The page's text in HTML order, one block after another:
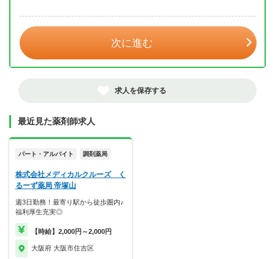
次に進む
求人を保存する
最近見た薬剤師求人
パート・アルバイト 調剤薬局
株式会社メディカルクルーズ く
るーず薬局 帝塚山
週3日勤務！最寄り駅から徒歩圏内♪
福利厚生充実◎
【時給】2,000円～2,000円
大阪府 大阪市住吉区